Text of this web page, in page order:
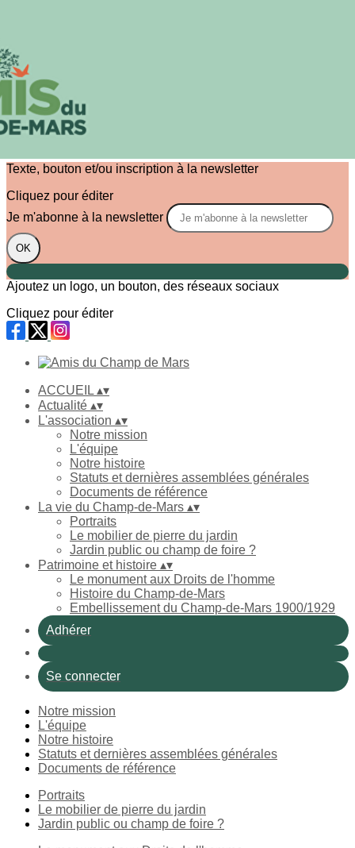
Menu
Images de la page d'accueil
Texte, bouton et/ou inscription à la newsletter
Cliquez pour éditer
Je m'abonne à la newsletter
OK
Ajoutez un logo, un bouton, des réseaux sociaux
Cliquez pour éditer
ACCUEIL ▴▾
Actualité ▴▾
L'association ▴▾
Notre mission
L'équipe
Notre histoire
Statuts et dernières assemblées générales
Documents de référence
La vie du Champ-de-Mars ▴▾
Portraits
Le mobilier de pierre du jardin
Jardin public ou champ de foire ?
Patrimoine et histoire ▴▾
Le monument aux Droits de l'homme
Histoire du Champ-de-Mars
Embellissement du Champ-de-Mars 1900/1929
Adhérer
Se connecter
Notre mission
L'équipe
Notre histoire
Statuts et dernières assemblées générales
Documents de référence
Portraits
Le mobilier de pierre du jardin
Jardin public ou champ de foire ?